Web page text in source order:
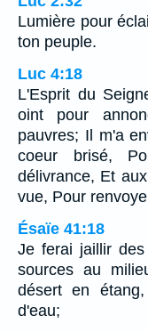
Lumière pour
ton peuple.
Luc 4:18
L'Esprit du
oint pour
pauvres; Il m'a
coeur brisé,
délivrance, Et
vue, Pour
Ésaïe 41:18
Je ferai jaillir
sources au
désert en
d'eau;